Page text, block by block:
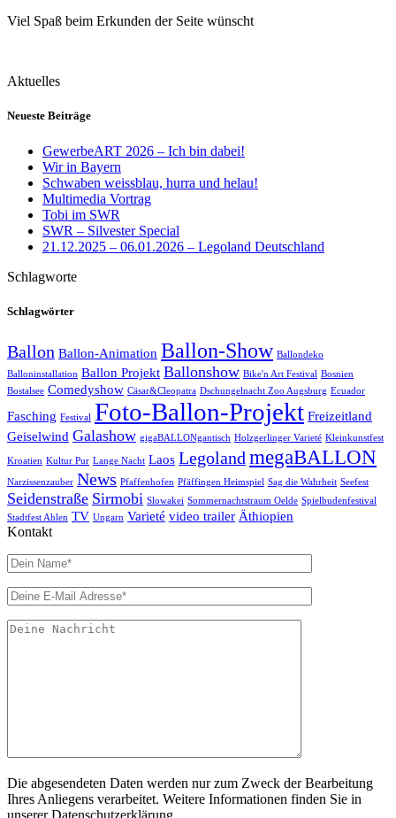
Viel Spaß beim Erkunden der Seite wünscht
Aktuelles
Neueste Beiträge
GewerbeART 2026 – Ich bin dabei!
Wir in Bayern
Schwaben weissblau, hurra und helau!
Multimedia Vortrag
Tobi im SWR
SWR – Silvester Special
21.12.2025 – 06.01.2026 – Legoland Deutschland
Schlagworte
Schlagwörter
Ballon Ballon-Animation Ballon-Show Ballondeko
Balloninstallation Ballon Projekt Ballonshow Bike'n Art Festival Bosnien
Bostalsee Comedyshow Cäsar&Cleopatra Dschungelnacht Zoo Augsburg Ecuador
Fasching Festival Foto-Ballon-Projekt Freizeitland
Geiselwind Galashow gigaBALLONgantisch Holzgerlinger Varieté Kleinkunstfest
Kroatien Kultur Pur Lange Nacht Laos Legoland megaBALLON
Narzissenzauber News Pfaffenhofen Pfäffingen Heimspiel Sag die Wahrheit Seefest
Seidenstraße Sirmobi Slowakei Sommernachtstraum Oelde Spielbudenfestival
Stadtfest Ahlen TV Ungarn Varieté video trailer Äthiopien
Kontakt
Die abgesendeten Daten werden nur zum Zweck der Bearbeitung
Ihres Anliegens verarbeitet. Weitere Informationen finden Sie in
unserer Datenschutzerklärung